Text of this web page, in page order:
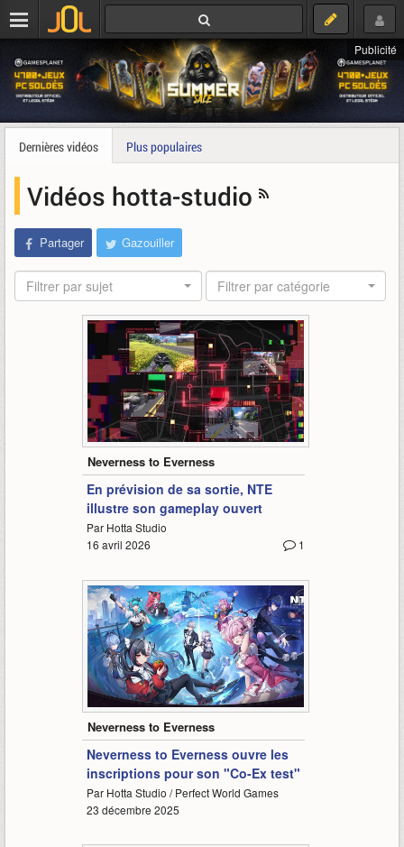
Publicité
Dernières vidéos Plus populaires
Vidéos hotta-studio
Partager Gazouiller
Filtrer par sujet Filtrer par catégorie
2:20
Neverness to Everness
En prévision de sa sortie, NTE
illustre son gameplay ouvert
Par Hotta Studio
1
16 avril 2026
-
Neverness to Everness
Neverness to Everness ouvre les
inscriptions pour son "Co-Ex test"
Par Hotta Studio / Perfect World Games
23 décembre 2025